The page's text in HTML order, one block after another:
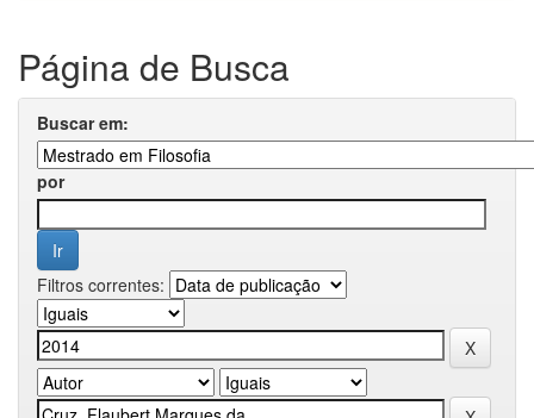
Página de Busca
Buscar em:
por
Filtros correntes: